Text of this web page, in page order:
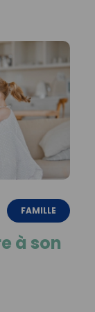
FAMILLE
à son